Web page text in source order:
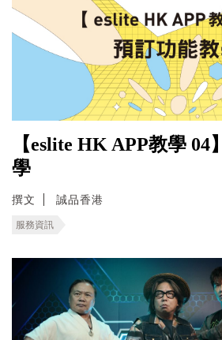
【eslite HK APP教學 04
學
撰文 誠品香港
服務資訊